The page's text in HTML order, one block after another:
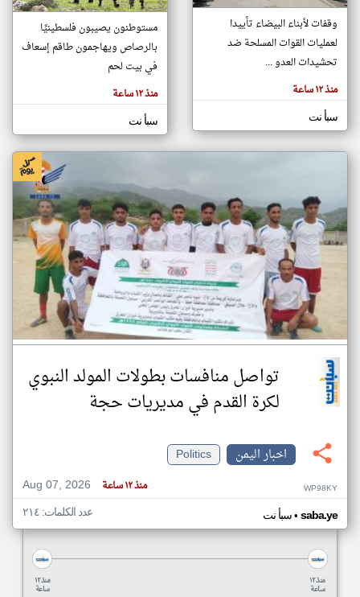
تغيير الدولة
مصادر الأخبار من اليمن
اخبار اليمن على مدار الساعة
أهم اخبار اليمن العاجلة والمباشرة
المقالات
الموجوده
هنا عن
كاتبيها.
وقفات لأبناء البيضاء تأييدا
لعمليات القوات المسلحة ضد
تحشيدات العدو ...
منذ ١٢ ساعة
سبأ نت
مستوطنون يصيبون فلسطينيًا
بالرصاص ويهاجمون طاقم إسعاف
في بيت لحم
منذ ١٢ ساعة
سبأ نت
تواصل منافسات بطولات المولد النبوي
لكرة القدم في مديريات حجة
اخبار اليمن
Politics
Aug 07, 2026
منذ ١٢ ساعة WP98KY
سبأ نت• saba.ye عدد الكلمات: ٢١٤
منذ ١٢
ساعة
منذ ١٢
ساعة
klyoum.com